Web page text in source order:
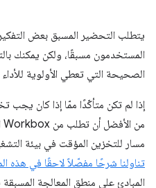
يتطلب التحضير المسبق بعض
المستخدمون مسبقًا، ولكن يمكنك
الصحيحة التي تعطي الأولوية
إذا لم تكن متأكّدًا ممّا إذا كان
مسار للتخزين المؤقت في بيئة
تناولنا شرحًا مفصّلاً لاحقًا في هذه
المبادئ على منطق المعالجة